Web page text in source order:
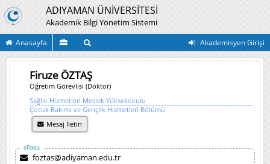
ADIYAMAN ÜNİVERSİTESİ
Akademik Bilgi Yönetim Sistemi
Anasayfa Akademisyen Girişi
Firuze ÖZTAŞ
Öğretim Görevlisi (Doktor)
Sağlık Hizmetleri Meslek Yüksekokulu
Çocuk Bakımı ve Gençlik Hizmetleri Bölümü
Mesaj İletin
ePosta
foztas@adiyaman.edu.tr